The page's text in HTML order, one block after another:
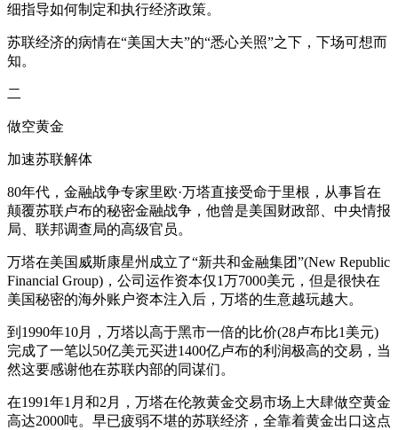
细指导如何制定和执行经济政策。
苏联经济的病情在“美国大夫”的“悉心关照”之下，下场可想而
知。
二
做空黄金
加速苏联解体
80年代，金融战争专家里欧·万塔直接受命于里根，从事旨在
颠覆苏联卢布的秘密金融战争，他曾是美国财政部、中央情报
局、联邦调查局的高级官员。
万塔在美国威斯康星州成立了“新共和金融集团”(New Republic
Financial Group)，公司运作资本仅1万7000美元，但是很快在
美国秘密的海外账户资本注入后，万塔的生意越玩越大。
到1990年10月，万塔以高于黑市一倍的比价(28卢布比1美元)
完成了一笔以50亿美元买进1400亿卢布的利润极高的交易，当
然这要感谢他在苏联内部的同谋们。
在1991年1月和2月，万塔在伦敦黄金交易市场上大肆做空黄金
高达2000吨。早已疲弱不堪的苏联经济，全靠着黄金出口这点